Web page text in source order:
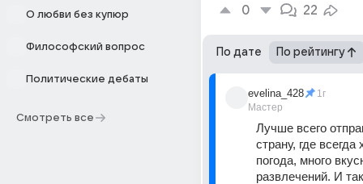
О любви без купюр
Философский вопрос
Политические дебаты
Смотреть все
0 22
По дате По рейтингу
evelina_428
Мастер
1г
Лучше всего
страну, где
погода, много
развлечений. И